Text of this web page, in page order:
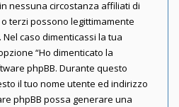
nessuna circostanza affiliati di
o terzi possono legittimamente
caso dimenticassi la tua
“Ho dimenticato la
phpBB. Durante questo
il tuo nome utente ed indirizzo
phpBB possa generare una